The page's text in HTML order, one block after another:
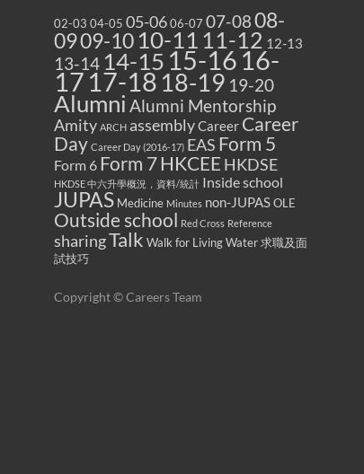
02-03 04-05 05-0606-07 07-0808-
0909-10 10-11 11-12 12-13
13-14 14-15 15-16 16-
17 17-18 18-19 19-20
Alumni Alumni Mentorship
Amity ARCH assemblyCareer Career
Day Career Day (2016-17) EAS Form 5
Form 6 Form 7HKCEE HKDSE
HKDSE 中六升學概況，資料/統計 Inside school
JUPAS Medicine Minutes non-JUPASOLE
Outside school Red Cross Reference
sharingTalk Walk for Living Water求職及面
試技巧
Copyright © Careers Team